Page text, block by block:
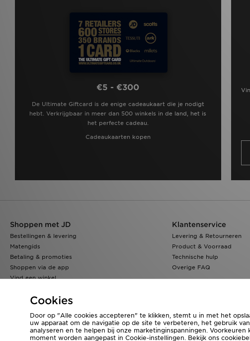
€5 - €300
De Ultimate Giftcard is de enige cadeaukaart die je nodigt
hebt. Verkrijgbaar in meer dan 500 winkels in de land, het is
het perfecte cadeau.
Cadeaukaarten kopen
Shoppen met JD
Bestellingen & levering
Matengids
Betaling & promoties
Shoppen via de app
Vind een winkel
Klantenservice
Levering & Retourneren
Product & Voorraad
Technische hulp
Overige FAQ
Bezoek onze bedrijfswebsitewww.jdplc.com
Copyright © 2026 JD Sports Fashion Plc, Alle rechten voorbehouden.
Cookies
Door op "Alle cookies accepteren" te klikken, stemt u in met het
uw apparaat om de navigatie op de site te verbeteren, het gebruik
analyseren en te helpen bij onze marketinginspanningen. Voorkeuren
moment worden aangepast in Cookie-instellingen. Bekijk ons